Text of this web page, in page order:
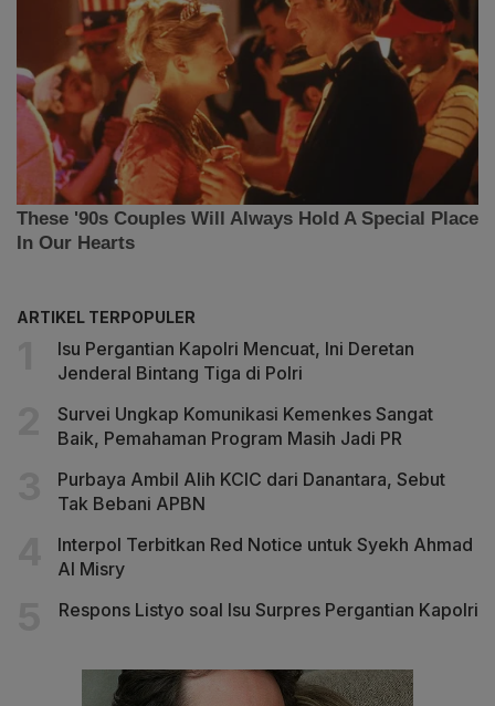
ARTIKEL TERPOPULER
Isu Pergantian Kapolri Mencuat, Ini Deretan
Jenderal Bintang Tiga di Polri
Survei Ungkap Komunikasi Kemenkes Sangat
Baik, Pemahaman Program Masih Jadi PR
Purbaya Ambil Alih KCIC dari Danantara, Sebut
Tak Bebani APBN
Interpol Terbitkan Red Notice untuk Syekh Ahmad
Al Misry
Respons Listyo soal Isu Surpres Pergantian Kapolri